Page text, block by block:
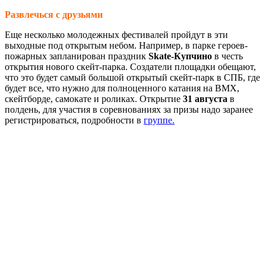
Развлечься с друзьями
Еще несколько молодежных фестивалей пройдут в эти
выходные под открытым небом. Например, в парке героев-
пожарных запланирован праздник Skate-Купчино в честь
открытия нового скейт-парка. Создатели площадки обещают,
что это будет самый большой открытый скейт-парк в СПБ, где
будет все, что нужно для полноценного катания на BMX,
скейтборде, самокате и роликах. Открытие 31 августа в
полдень, для участия в соревнованиях за призы надо заранее
регистрироваться, подробности в группе.